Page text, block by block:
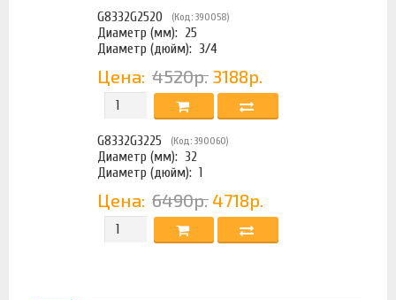
G8332G2520 (Код: 390058)
Диаметр (мм): 25
Диаметр (дюйм): 3/4
Цена:4520р. 3188р.
G8332G3225 (Код: 390060)
Диаметр (мм): 32
Диаметр (дюйм):1
Цена:6490р. 4718р.